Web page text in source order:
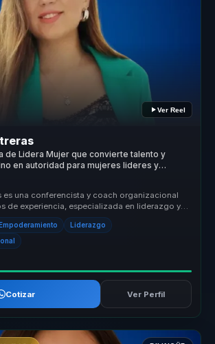
Ver Reel
de Lidera Mujer que convierte talento y
en autoridad para mujeres lideres y
es una conferencista y coach organizacional
de experiencia, especializada en liderazgo y
Liderazgo
Cotizar Ver Perfil